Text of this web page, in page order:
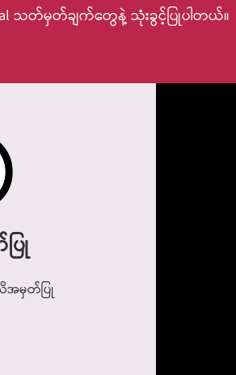
သတ်မှတ်ချက်တွေနဲ့ သုံးခွင့်ပြုပါတယ်။
ြု
အမှတ်ပြု